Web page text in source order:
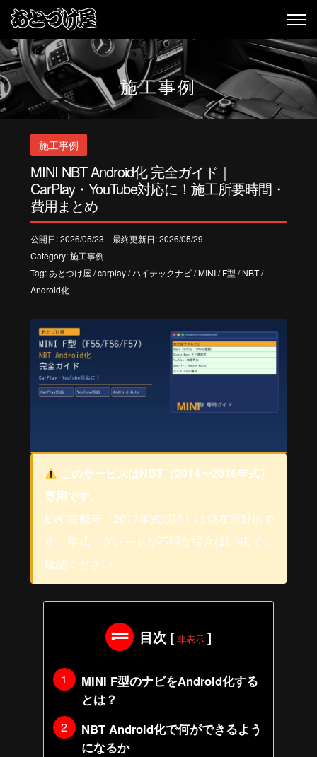
施工事例
施工事例
MINI NBT Android化 完全ガイド｜
CarPlay・YouTube対応に！施工所要時間・
費用まとめ
公開日: 2026/05/23 最終更新日: 2026/05/29
Category:施工事例
Tag: あとづけ屋 /carplay/ハイテックナビ/MINI/F型 /NBT/
Android化
このサービスはNBT（2014〜2016年式）
専用です。
EVO搭載車（2017年式以降）は現在非対応で
す。年式・グレードが不明な場合はLINEでご
確認ください。
目次 [ 非表示 ]
MINI F型のナビをAndroid化する
とは？
NBT Android化で何ができるよう
になるか